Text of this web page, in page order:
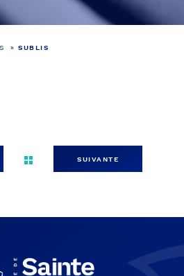
» SUBLIS
SUIVANTE